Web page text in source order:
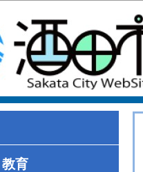
育